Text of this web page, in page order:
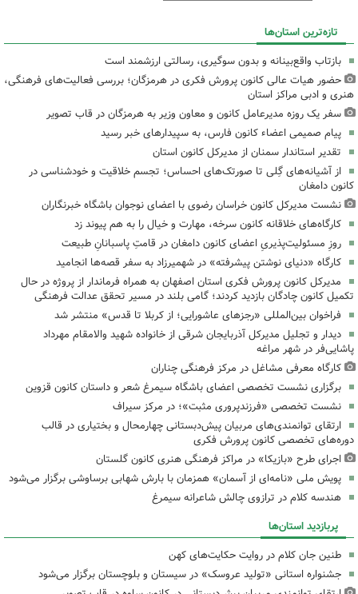
تازه‌ترین استان‌ها
بازتاب واقع‌بینانه و بدون سوگیری، رسالتی ارزشمند است
حضور هیات عالی کانون پرورش فکری در هرمزگان؛ بررسی فعالیت‌های فرهنگی،
هنری و ادبی مراکز استان
سفر یک روزه مدیرعامل کانون و معاون وزیر به هرمزگان در قاب تصویر
پیام صمیمی اعضاء کانون فارس، به سپیدارهای خبر رسید
تقدیر استاندار سمنان از مدیرکل کانون استان
از آشیانه‌های گِلی تا صورتک‌های احساس؛ تجسم خلاقیت و خودشناسی در
کانون دامغان
نشست مدیرکل کانون خراسان رضوی با اعضای نوجوان باشگاه خبرنگاران
کارگاه‌های خلاقانه کانون سرخه، مهارت و خیال را به هم پیوند زد
روزِ مسئولیت‌پذیریِ اعضای کانون دامغان در قامتِ پاسبانانِ طبیعت
کارگاه «دنیای نوشتن پیشرفته» در شهمیرزاد به سفر قصه‌ها انجامید
مدیرکل کانون پرورش فکری استان اصفهان به همراه فرماندار از پروژه در حال
تکمیل کانون چادگان بازدید کردند؛ گامی بلند در مسیر تحقق عدالت فرهنگی
فراخوان بین‌المللی «رجزهای عاشورایی؛ از کربلا تا قدس» منتشر شد
دیدار و تجلیل مدیرکل آذربایجان شرقی از خانواده شهید والامقام مهرداد
پاشایی‌فر در شهر مراغه
کارگاه معرفی مشاغل در مرکز فرهنگی چناران
برگزاری نشست تخصصی اعضای باشگاه سیمرغ شعر و داستان کانون قزوین
نشست تخصصی «فرزندپروری مثبت»؛ در مرکز سیراف
ارتقای توانمندی‌های مربیان پیش‌دبستانی چهارمحال و بختیاری در قالب
دوره‌های تخصصی کانون پرورش فکری
اجرای طرح «بازیکا» در مراکز فرهنگی هنری کانون گلستان
پویش ملی «نامه‌ای از آسمان» همزمان با بارش شهابی برساوشی برگزار می‌شود
هندسه کلام در ترازوی چالش شاعرانه سیمرغ
پربازدید استان‌ها
طنین جان کلام در روایت حکایت‌های کهن
جشنواره استانی «تولید عروسک» در سیستان و بلوچستان برگزار می‌شود